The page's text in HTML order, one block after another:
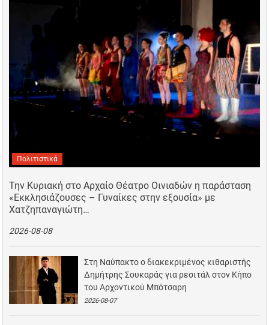
Πολιτιστικά
Την Κυριακή στο Αρχαίο Θέατρο Οινιαδών η παράσταση
«Εκκλησιάζουσες – Γυναίκες στην εξουσία» με
Χατζηπαναγιώτη…
2026-08-08
Στη Ναύπακτο ο διακεκριμένος κιθαριστής
Δημήτρης Σουκαράς για ρεσιτάλ στον Κήπο
του Αρχοντικού Μπότσαρη
2026-08-07